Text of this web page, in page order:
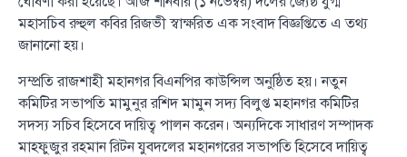
মহাসচিব রুহুল কবির রিজভী স্বাক্ষরিত এক সংবাদ বিজ্ঞপ্তিতে এ তথ্য
জানানো হয়।
সম্প্রতি রাজশাহী মহানগর বিএনপির কাউন্সিল অনুষ্ঠিত হয়। নতুন
কমিটির সভাপতি মামুনুর রশিদ মামুন সদ্য বিলুপ্ত মহানগর কমিটির
সদস্য সচিব হিসেবে দায়িত্ব পালন করেন। অন্যদিকে সাধারণ সম্পাদক
মাহফুজুর রহমান রিটন যুবদলের মহানগরের সভাপতি হিসেবে দায়িত্ব